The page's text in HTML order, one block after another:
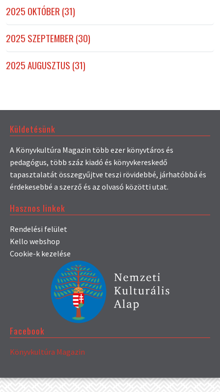
2025 OKTÓBER (31)
2025 SZEPTEMBER (30)
2025 AUGUSZTUS (31)
Küldetésünk
A Könyvkultúra Magazin több ezer könyvtáros és
pedagógus, több száz kiadó és könyvkereskedő
tapasztalatát összegyűjtve teszi rövidebbé, járhatóbbá és
érdekesebbé a szerző és az olvasó közötti utat.
Hasznos linkek
Rendelési felület
Kello webshop
Cookie-k kezelése
Facebook
Könyvkultúra Magazin